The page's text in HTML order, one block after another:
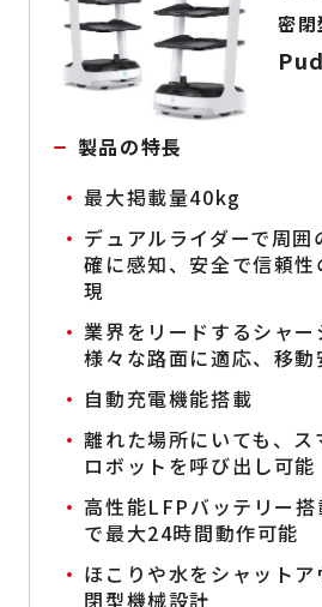
密閉
製品の特長
最大掲載量40kg
デュアルライダーで周
確に感知、安全で信頼
現
業界をリードするシャー
様々な路面に適応、移動
自動充電機能搭載
離れた場所にいても、ス
ロボットを呼び出し可能
高性能LFPバッテリー
で最大24時間動作可能
ほこりや水をシャット
閉型機械設計